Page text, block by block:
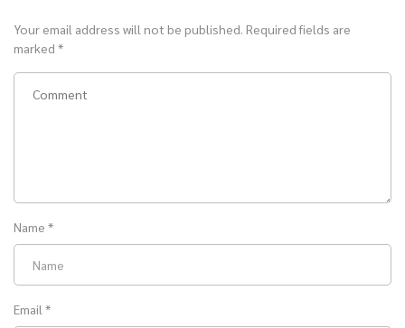
Your email address will not be published. Required fields are
marked *
Name *
Email *